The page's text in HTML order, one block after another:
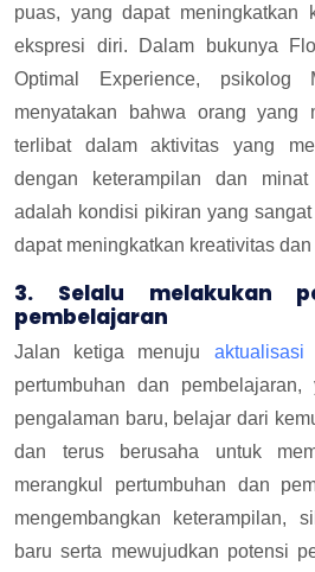
puas, yang dapat meningkatkan
ekspresi diri. Dalam bukunya
Optimal Experience, psikolog
menyatakan bahwa orang yang
terlibat dalam aktivitas yang
dengan keterampilan dan
adalah kondisi pikiran yang
dapat meningkatkan kreativitas
3. Selalu melakukan
pembelajaran
Jalan ketiga menuju aktualisasi
pertumbuhan dan
pengalaman baru, belajar dari
dan terus berusaha untuk
merangkul pertumbuhan dan
mengembangkan keterampilan,
baru serta mewujudkan potensi